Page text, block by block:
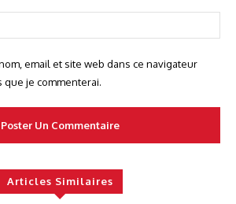
:
email et site web dans ce navigateur
que je commenterai.
Articles Similaires